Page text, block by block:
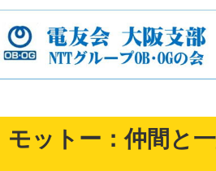
モットー：仲間と